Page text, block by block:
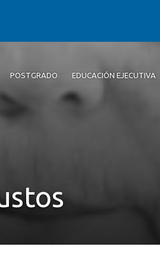
POSTGRADO EDUCACIÓN EJECUTIVA